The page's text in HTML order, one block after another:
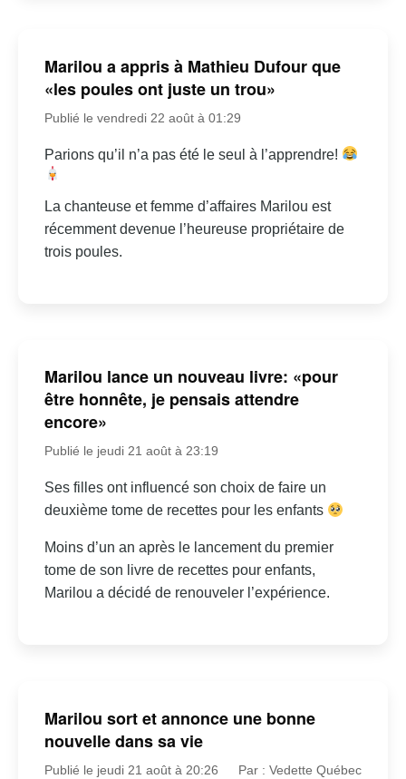
Marilou a appris à Mathieu Dufour que
«les poules ont juste un trou»
Publié le vendredi 22 août à 01:29
Parions qu’il n’a pas été le seul à l’apprendre!
La chanteuse et femme d’affaires Marilou est
récemment devenue l’heureuse propriétaire de
trois poules.
Marilou lance un nouveau livre: «pour
être honnête, je pensais attendre
encore»
Publié le jeudi 21 août à 23:19
Ses filles ont influencé son choix de faire un
deuxième tome de recettes pour les enfants
Moins d’un an après le lancement du premier
tome de son livre de recettes pour enfants,
Marilou a décidé de renouveler l’expérience.
Marilou sort et annonce une bonne
nouvelle dans sa vie
Publié le jeudi 21 août à 20:26 Par : Vedette Québec